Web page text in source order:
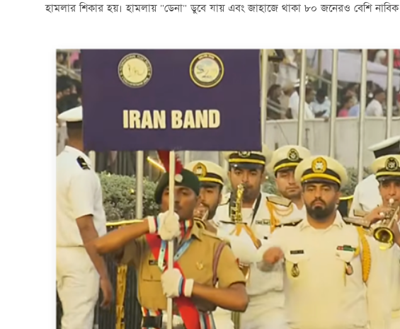
হামলার শিকার হয়। হামলায় "ডেনা" ডুবে যায় এবং জাহাজে থাকা ৮০ জনেরও বেশি নাবিক